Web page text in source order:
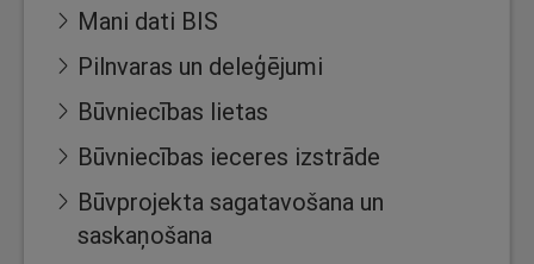
Mani dati BIS
Pilnvaras un deleģējumi
Būvniecības lietas
Būvniecības ieceres izstrāde
Būvprojekta sagatavošana un
saskaņošana